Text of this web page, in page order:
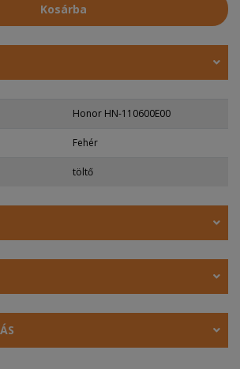
Kosárba
Honor HN-110600E00
Fehér
töltő